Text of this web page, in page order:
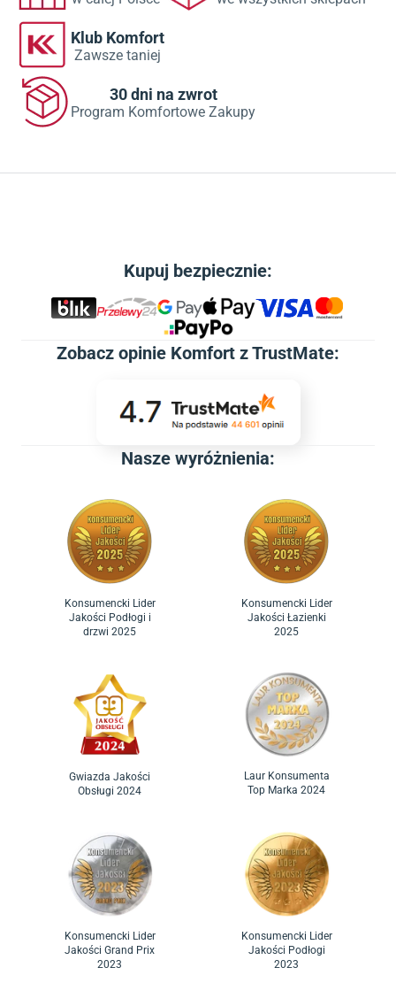
Klub Komfort
Zawsze taniej
30 dni na zwrot
Program Komfortowe Zakupy
Kupuj bezpiecznie:
Zobacz opinie Komfort z TrustMate:
Nasze wyróżnienia:
Konsumencki Lider
Jakości Podłogi i
drzwi 2025
Konsumencki Lider
Jakości Łazienki
2025
Gwiazda Jakości
Obsługi 2024
Laur Konsumenta
Top Marka 2024
Konsumencki Lider
Jakości Grand Prix
2023
Konsumencki Lider
Jakości Podłogi
2023